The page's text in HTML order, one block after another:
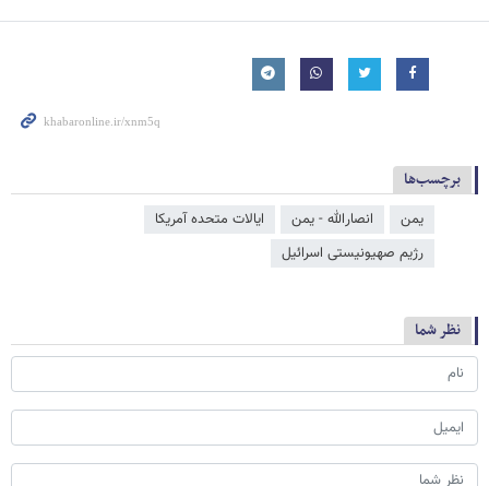
برچسب‌ها
یمن انصارالله - یمن
ایالات متحده آمریکا
رژیم صهیونیستی اسرائیل
نظر شما